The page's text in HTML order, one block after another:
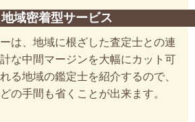
地域密着型サービス
は、地域に根ざした査定士との連
な中間マージンを大幅にカット可
る地域の鑑定士を紹介するので、
の手間も省くことが出来ます。